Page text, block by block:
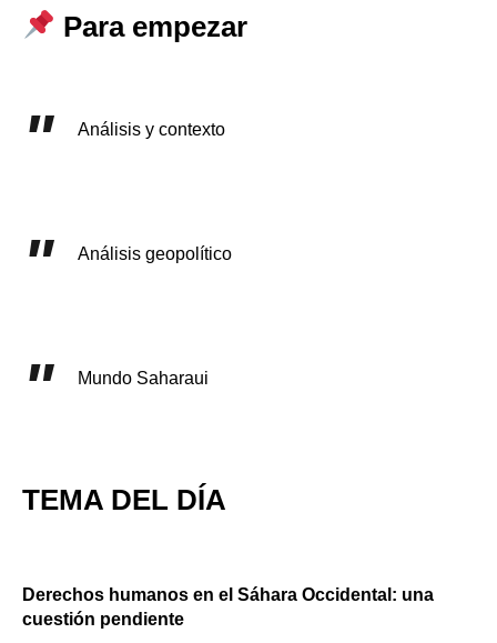
Para empezar
Análisis y contexto
Análisis geopolítico
Mundo Saharaui
TEMA DEL DÍA
Derechos humanos en el Sáhara Occidental: una
cuestión pendiente